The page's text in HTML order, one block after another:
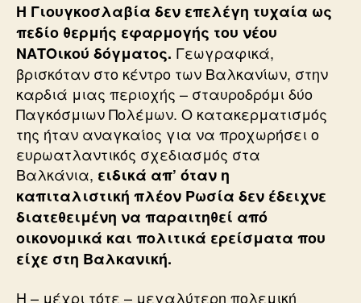
Η Γιουγκοσλαβία δεν επελέγη τυχαία ως
πεδίο θερμής εφαρμογής του νέου
ΝΑΤΟικού δόγματος. Γεωγραφικά,
βρισκόταν στο κέντρο των Βαλκανίων, στην
καρδιά μιας περιοχής – σταυροδρόμι δύο
Παγκόσμιων Πολέμων. Ο κατακερματισμός
της ήταν αναγκαίος για να προχωρήσει ο
ευρωατλαντικός σχεδιασμός στα
Βαλκάνια, ειδικά απ’ όταν η
καπιταλιστική πλέον Ρωσία δεν έδειχνε
διατεθειμένη να παραιτηθεί από
οικονομικά και πολιτικά ερείσματα που
είχε στη Βαλκανική.
Η – μέχρι τότε – μεγαλύτερη πολεμική